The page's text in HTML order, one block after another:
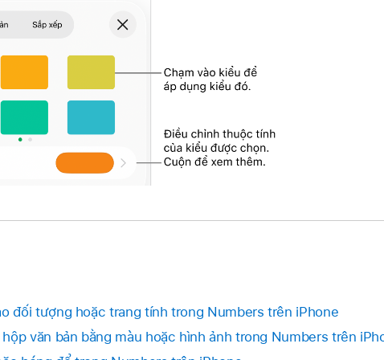
đối tượng hoặc trang tính trong Numbers trên iPhone
văn bản bằng màu hoặc hình ảnh trong Numbers trên